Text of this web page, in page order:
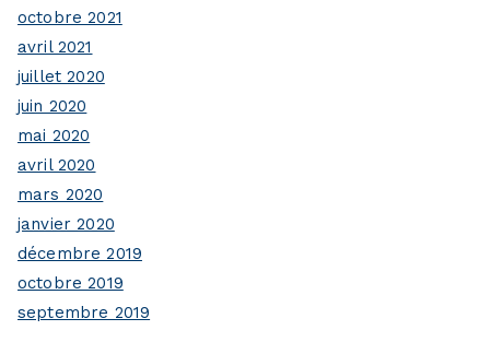
octobre 2021
avril 2021
juillet 2020
juin 2020
mai 2020
avril 2020
mars 2020
janvier 2020
décembre 2019
octobre 2019
septembre 2019